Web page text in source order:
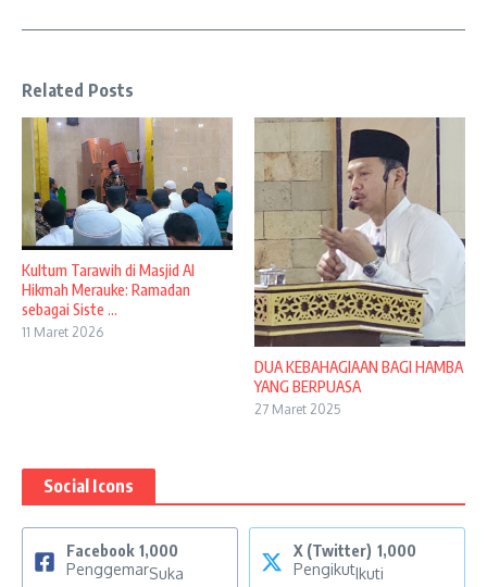
Related Posts
Kultum Tarawih di Masjid Al
Hikmah Merauke: Ramadan
sebagai Siste ...
11 Maret 2026
DUA KEBAHAGIAAN BAGI HAMBA
YANG BERPUASA
27 Maret 2025
Social Icons
Facebook 1,000
PenggemarSuka
X (Twitter) 1,000
PengikutIkuti